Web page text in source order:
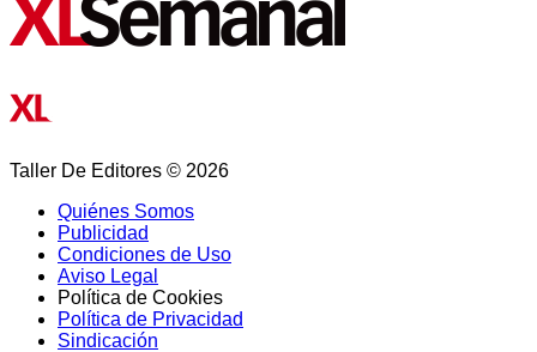
Taller De Editores © 2026
Quiénes Somos
Publicidad
Condiciones de Uso
Aviso Legal
Política de Cookies
Política de Privacidad
Sindicación